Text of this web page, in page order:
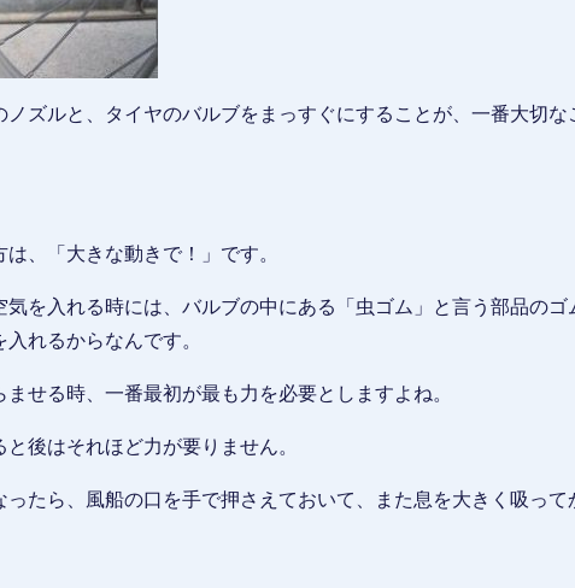
ノズルと、タイヤのバルブをまっすぐにすることが、一番大切な
、「大きな動きで！」です。
気を入れる時には、バルブの中にある「虫ゴム」と言う部品のゴ
れるからなんです。
せる時、一番最初が最も力を必要としますよね。
後はそれほど力が要りません。
ったら、風船の口を手で押さえておいて、また息を大きく吸って